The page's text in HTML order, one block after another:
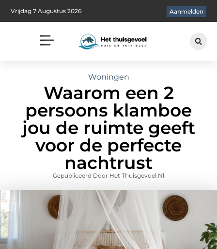
Vrijdag 7 Augustus 2026 Aanmelden
Woningen
Waarom een 2
persoons klamboe
jou de ruimte geeft
voor de perfecte
nachtrust
Gepubliceerd Door Het Thuisgevoel.nl